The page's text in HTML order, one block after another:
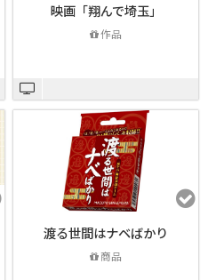
映画「翔んで埼玉」
作品
渡る世間はナベばかり
商品